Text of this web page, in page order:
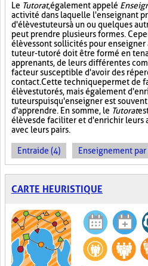
Le Tutorat, également appelé
activité dans laquelle l'enseignant
d'élèves tuteurs à un ou quelques
peut prendre plusieurs formes.
élèves sont sollicités pour enseigner
tuteur-tutoré doit être formé en
apprenants, de leurs différentes
facteur susceptible d'avoir des
contact. Cette technique permet de
élèves tutorés, mais également
tuteurs puisqu'enseigner est
d'apprendre. En somme, le Tutorat
élèves de faciliter et d'enrichir leurs
avec leurs pairs.
Entraide (4) Enseignement par
CARTE HEURISTIQUE